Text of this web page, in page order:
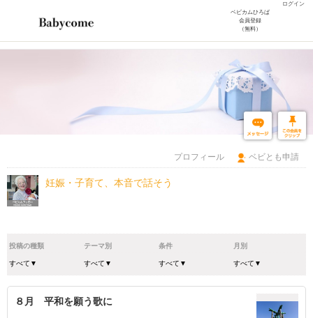
ログイン
ベビカムひろば
会員登録
（無料）
プロフィール ベビとも申請
妊娠・子育て、本音で話そう
投稿の種類 テーマ別 条件 月別
８月 平和を願う歌に